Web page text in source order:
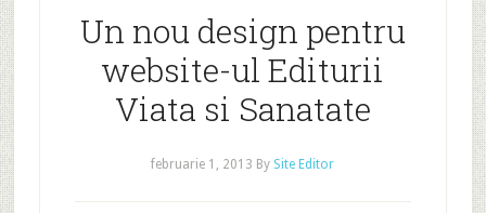
Un nou design pentru
website-ul Editurii
Viata si Sanatate
februarie 1, 2013 By Site Editor